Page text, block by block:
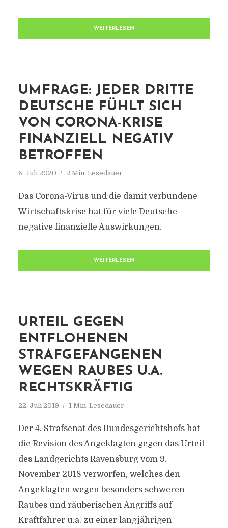
WEITERLESEN
UMFRAGE: JEDER DRITTE
DEUTSCHE FÜHLT SICH
VON CORONA-KRISE
FINANZIELL NEGATIV
BETROFFEN
6. Juli 2020 2 Min. Lesedauer
Das Corona-Virus und die damit verbundene
Wirtschaftskrise hat für viele Deutsche
negative finanzielle Auswirkungen.
WEITERLESEN
URTEIL GEGEN
ENTFLOHENEN
STRAFGEFANGENEN
WEGEN RAUBES U.A.
RECHTSKRÄFTIG
22. Juli 2019 1 Min. Lesedauer
Der 4. Strafsenat des Bundesgerichtshofs hat
die Revision des Angeklagten gegen das Urteil
des Landgerichts Ravensburg vom 9.
November 2018 verworfen, welches den
Angeklagten wegen besonders schweren
Raubes und räuberischen Angriffs auf
Kraftfahrer u.a. zu einer langjährigen